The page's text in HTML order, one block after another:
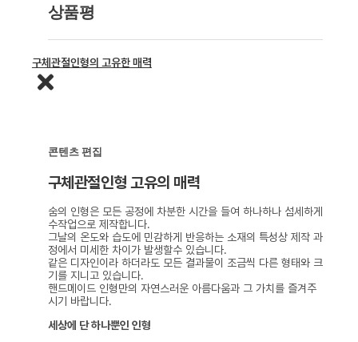
상품평
구체관절인형의 고유한 매력
콘텐츠 편집
구체관절인형 고유의 매력
숨의 인형은 모든 공정에 차분한 시간을 들여 하나하나 섬세하게
수작업으로 제작합니다.
그날의 온도와 습도에 민감하게 반응하는 소재의 특성상 제작 과
정에서 미세한 차이가 발생할수 있습니다.
같은 디자인이라 하더라도 모든 결과물이 조금씩 다른 형태와 크
기를 지니고 있습니다.
핸드메이드 인형만의 자연스러운 아름다움과 그 가치를 즐겨주
시기 바랍니다.
세상에 단 하나뿐인 인형